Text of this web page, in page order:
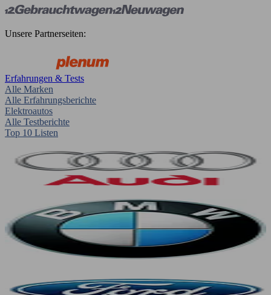
Unsere Partnerseiten:
Erfahrungen & Tests
Alle Marken
Alle Erfahrungsberichte
Elektroautos
Alle Testberichte
Top 10 Listen